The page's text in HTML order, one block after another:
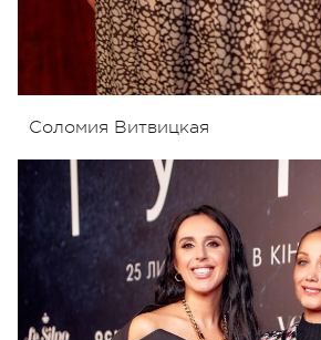
Соломия Витвицкая